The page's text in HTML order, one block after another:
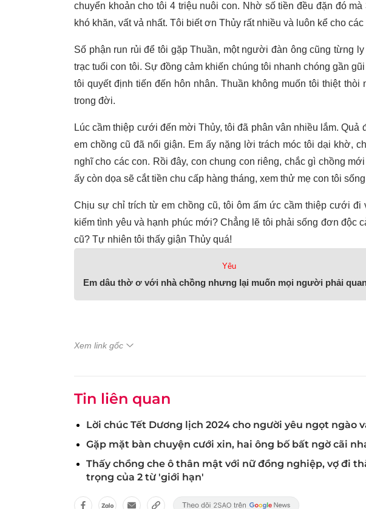
chuyển khoản cho tôi 4 triệu nuôi con. Nhờ số tiền đều đặn đó
khó khăn, vất vả nhất. Tôi biết ơn Thủy rất nhiều và luôn kể cho
Số phận run rủi để tôi gặp Thuần, một người đàn ông cũng từng
trạc tuổi con tôi. Sự đồng cảm khiến chúng tôi nhanh chóng gần
tôi quyết định tiến đến hôn nhân. Thuần không muốn tôi thiệt
trong đời.
Lúc cầm thiệp cưới đến mời Thủy, tôi đã phân vân nhiều lắm.
em chồng cũ đã nổi giận. Em ấy nặng lời trách móc tôi dại khờ,
nghĩ cho các con. Rồi đây, con chung con riêng, chắc gì chồng
ấy còn dọa sẽ cắt tiền chu cấp hàng tháng, xem thử mẹ con tôi
Chịu sự chỉ trích từ em chồng cũ, tôi ôm ấm ức cầm thiệp cưới
kiếm tình yêu và hạnh phúc mới? Chẳng lẽ tôi phải sống đơn độc
cũ? Tự nhiên tôi thấy giận Thủy quá!
Yêu
Em dâu thờ ơ với nhà chồng nhưng lại muốn mọi người phải
Xem link gốc
Tin liên quan
Lời chúc Tết Dương lịch 2024 cho người yêu ngọt ngào
Gặp mặt bàn chuyện cưới xin, hai ông bố bất ngờ cãi
Thấy chồng che ô thân mật với nữ đồng nghiệp, vợ đi
trọng của 2 từ 'giới hạn'